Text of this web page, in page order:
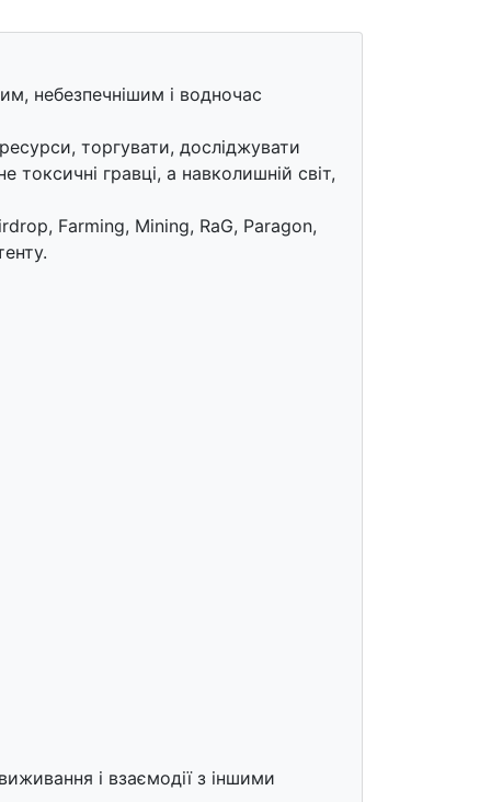
небезпечнішим і водночас
торгувати, досліджувати
гравці, а навколишній світ,
Farming, Mining, RaG, Paragon,
і взаємодії з іншими